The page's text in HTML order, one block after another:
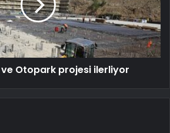
ve Otopark projesi ilerliyor